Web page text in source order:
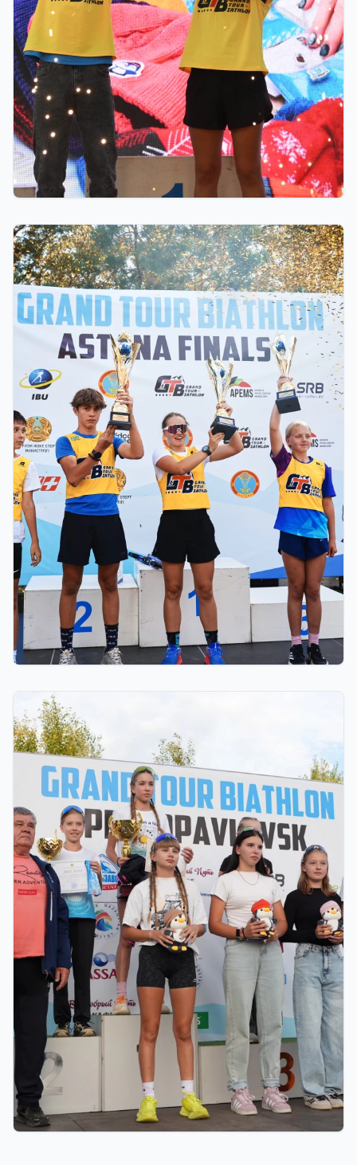
GRAND TOUR BIATHLON финалы Астанада
қалай өтті: 10 миллион теңгелік жүлде қоры,
Ербол Хамитовтың сыйақысы және хрустальді
кубоктар
ФИНАЛ: АСТАНАДА GRAND TOUR BIATHLON
ҚОРЫТЫНДЫ КЕЗЕҢІ ӨТЕДІ